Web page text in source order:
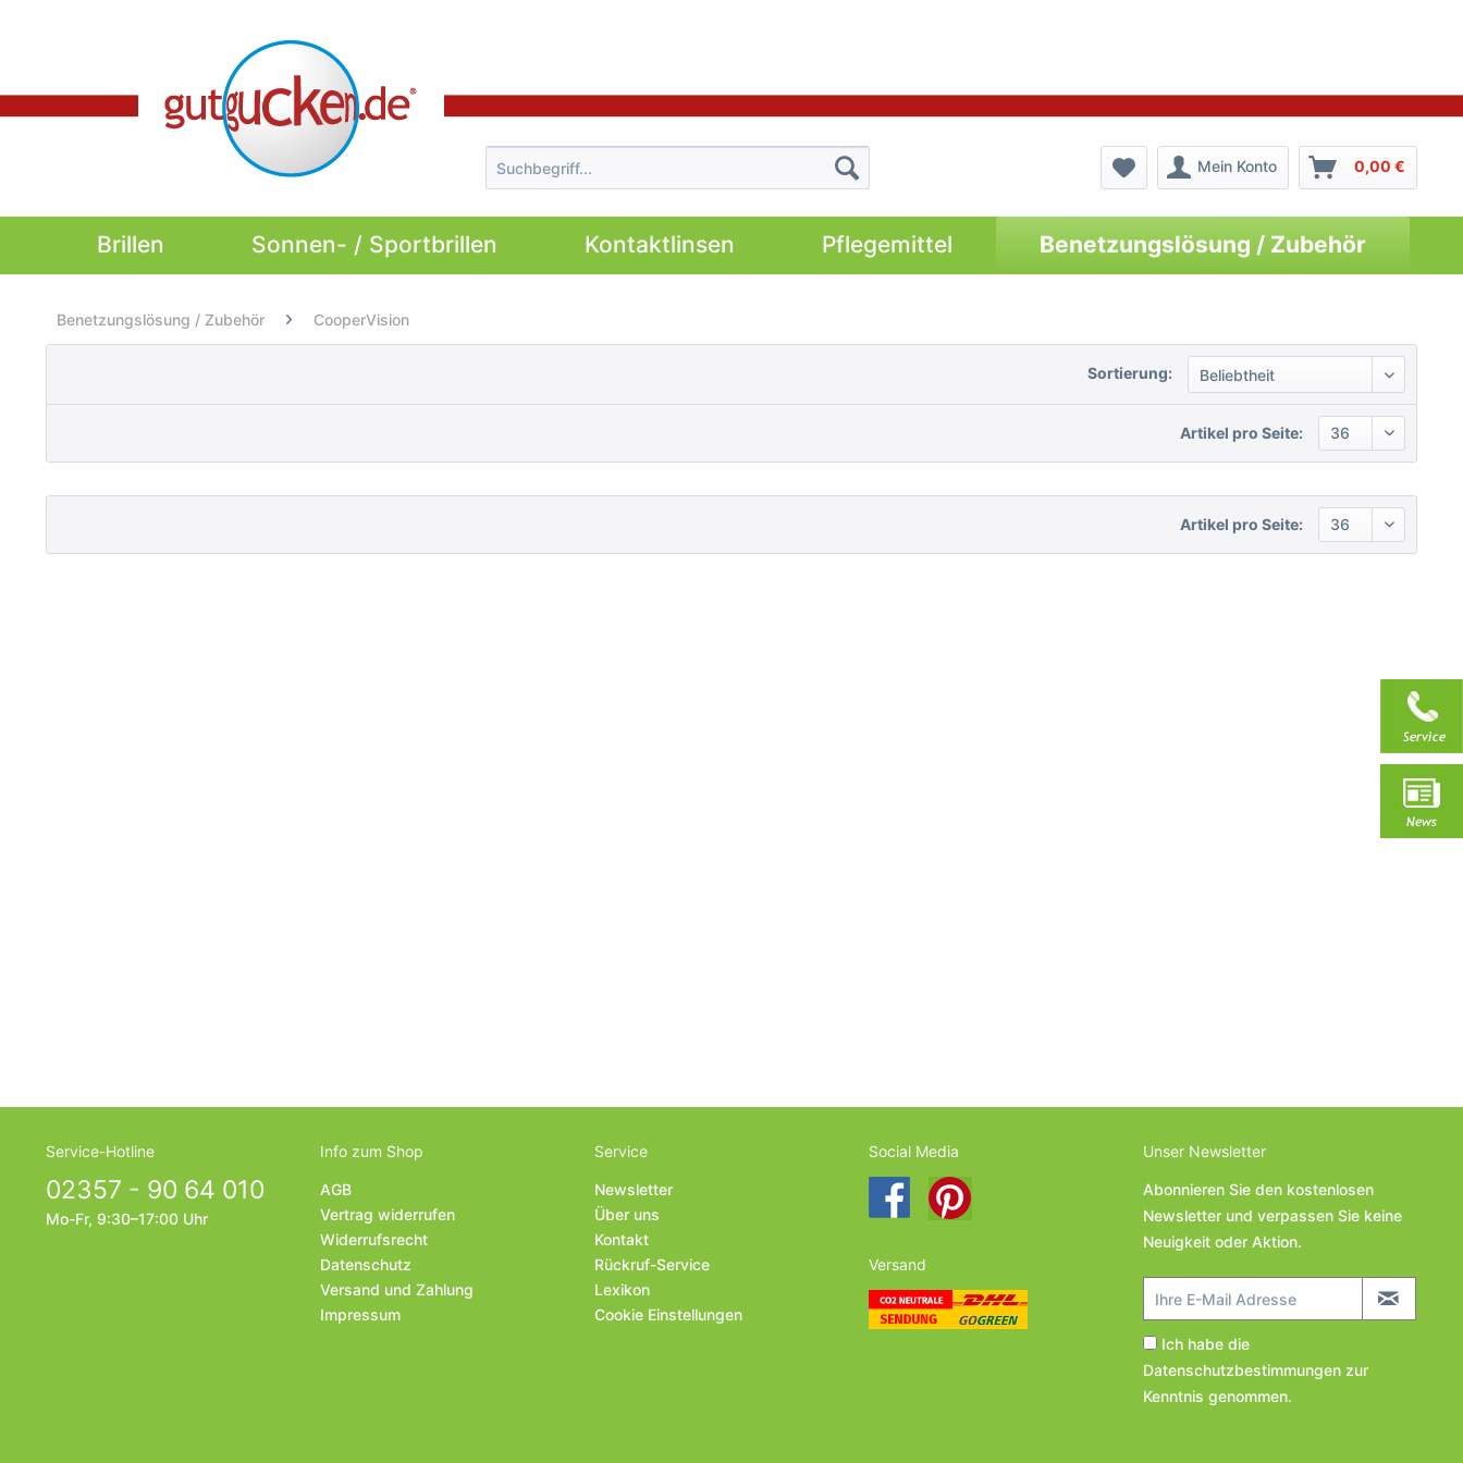
Mein Konto 0,00 €
Brillen Sonnen- / Sportbrillen Kontaktlinsen Pflegemittel Benetzungslösung / Zubehör
Benetzungslösung / Zubehör CooperVision
Sortierung:
Artikel pro Seite:
Artikel pro Seite:
Service-Hotline
02357 - 90 64 010
Mo-Fr, 9:30–17:00 Uhr
Info zum Shop
AGB
Vertrag widerrufen
Widerrufsrecht
Datenschutz
Versand und Zahlung
Impressum
Service
Newsletter
Über uns
Kontakt
Rückruf-Service
Lexikon
Cookie Einstellungen
Social Media
Versand
Unser Newsletter
Abonnieren Sie den kostenlosen
Newsletter und verpassen Sie keine
Neuigkeit oder Aktion.
Ich habe die
Datenschutzbestimmungen zur
Kenntnis genommen.